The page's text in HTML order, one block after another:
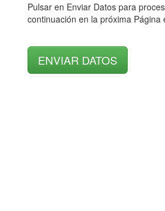
Pulsar en Enviar Datos para
continuación en la próxima Página